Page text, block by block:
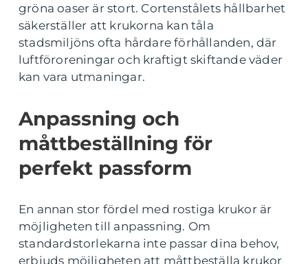
gröna oaser är stort. Cortenstålets hållbarhet
säkerställer att krukorna kan tåla
stadsmiljöns ofta hårdare förhållanden, där
luftföroreningar och kraftigt skiftande väder
kan vara utmaningar.
Anpassning och
måttbeställning för
perfekt passform
En annan stor fördel med rostiga krukor är
möjligheten till anpassning. Om
standardstorlekarna inte passar dina behov,
erbjuds möjligheten att måttbeställa krukor